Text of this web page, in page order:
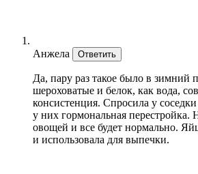
Анжела Ответить
Да, пару раз такое было в зимний
шероховатые и белок, как вода,
консистенция. Спросила у
у них гормональная перестройка.
овощей и все будет нормально.
и использовала для выпечки.